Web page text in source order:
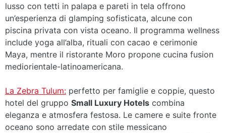
lusso con tetti in palapa e pareti in tela offrono
un’esperienza di glamping sofisticata, alcune con
piscina privata con vista oceano. Il programma wellness
include yoga all’alba, rituali con cacao e cerimonie
Maya, mentre il ristorante Moro propone cucina fusion
mediorientale-latinoamericana.
La Zebra Tulum: perfetto per famiglie e coppie, questo
hotel del gruppo Small Luxury Hotels combina
eleganza e atmosfera festosa. Le camere e suite fronte
oceano sono arredate con stile messicano